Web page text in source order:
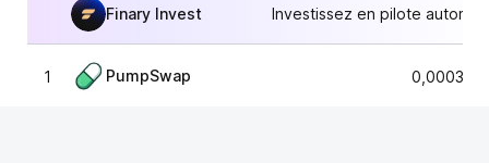
Finary Invest Investissez en pilote
1 PumpSwap